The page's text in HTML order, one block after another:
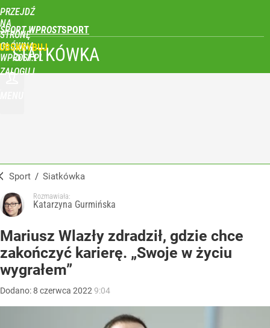
PRZEJDŹ
NA
STRONĘ
GŁÓWNĄ
WPROST.PL
SPORT WPROST
ZALOGUJ
SIATKÓWKA
Sport / Siatkówka
Rozmawiała:
Katarzyna Gurmińska
Mariusz Wlazły zdradził, gdzie chce
zakończyć karierę. „Swoje w życiu
wygrałem”
Dodano:8 czerwca 2022 9:04